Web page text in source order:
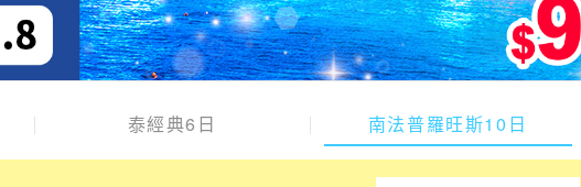
泰經典6日 南法普羅旺斯10日